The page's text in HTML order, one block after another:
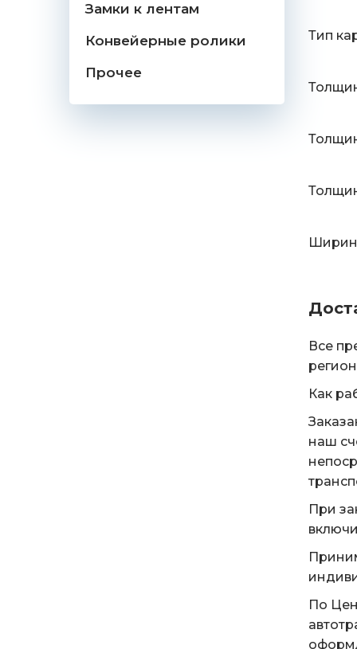
Замки к лентам
Конвейерные ролики
Прочее
Тип
Все
Как
наш
При
По